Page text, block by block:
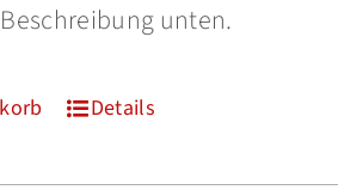
unten.
Details